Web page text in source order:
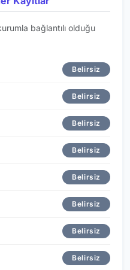
bağlantılı olduğu
Belirsiz
Belirsiz
Belirsiz
Belirsiz
Belirsiz
Belirsiz
Belirsiz
Belirsiz